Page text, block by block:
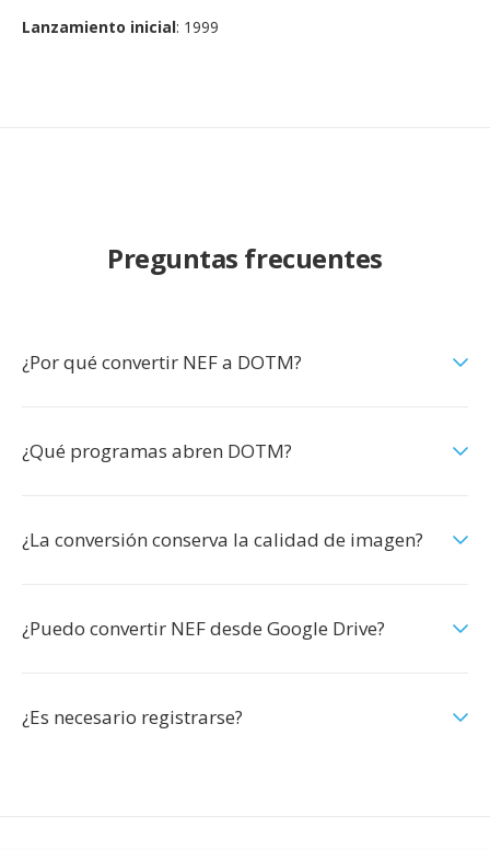
Lanzamiento inicial: 1999
Preguntas frecuentes
¿Por qué convertir NEF a DOTM?
¿Qué programas abren DOTM?
¿La conversión conserva la calidad de imagen?
¿Puedo convertir NEF desde Google Drive?
¿Es necesario registrarse?